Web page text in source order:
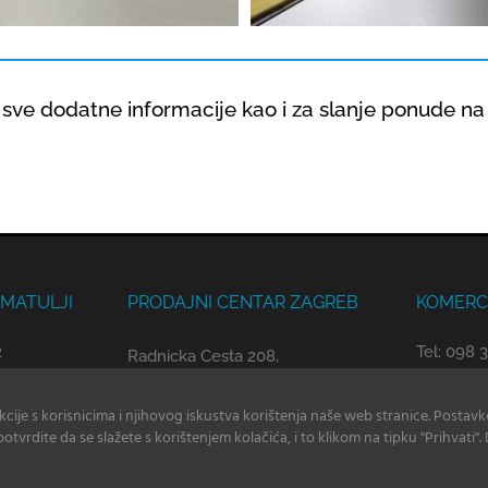
dodatne informacije kao i za slanje ponude
PRODAJNI CENTAR ZAGREB
Radnicka Cesta 208,
✉zagreb@adriatech.hr
Tel: 098
s korisnicima i njihovog iskustva korištenja naše web stranice.
da se slažete s korištenjem kolačića, i to klikom na tipku